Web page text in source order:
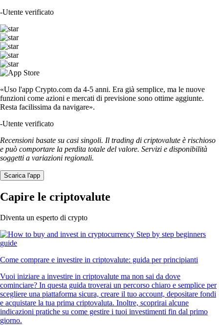
-Utente verificato
«Uso l'app Crypto.com da 4-5 anni. Era già semplice, ma le nuove
funzioni come azioni e mercati di previsione sono ottime aggiunte.
Resta facilissima da navigare».
-Utente verificato
Recensioni basate su casi singoli. Il trading di criptovalute è rischioso
e può comportare la perdita totale del valore. Servizi e disponibilità
soggetti a variazioni regionali.
Scarica l'app
Capire le criptovalute
Diventa un esperto di crypto
Come comprare e investire in criptovalute: guida per principianti
Vuoi iniziare a investire in criptovalute ma non sai da dove
cominciare? In questa guida troverai un percorso chiaro e semplice per
scegliere una piattaforma sicura, creare il tuo account, depositare fondi
e acquistare la tua prima criptovaluta. Inoltre, scoprirai alcune
indicazioni pratiche su come gestire i tuoi investimenti fin dal primo
giorno.